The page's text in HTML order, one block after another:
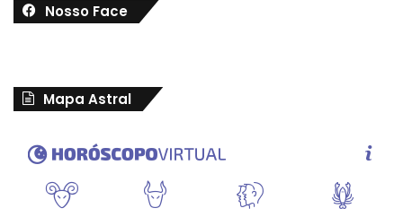
Nosso Face
Mapa Astral